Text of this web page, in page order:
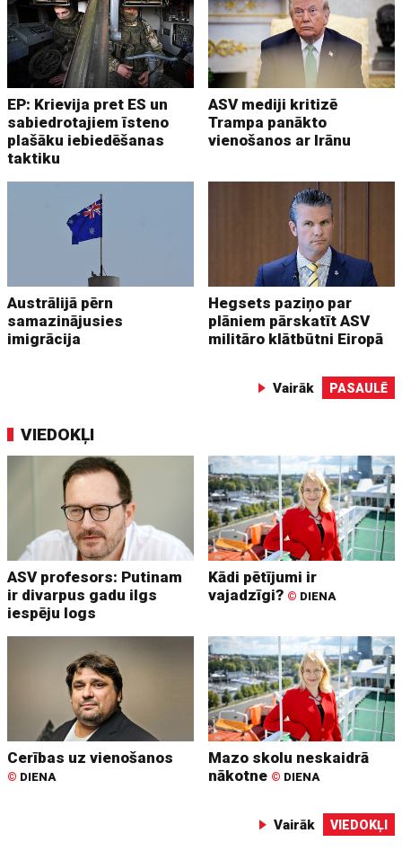
EP: Krievija pret ES un
sabiedrotajiem īsteno
plašāku iebiedēšanas
taktiku
ASV mediji kritizē
Trampa panākto
vienošanos ar Irānu
Austrālijā pērn
samazinājusies
imigrācija
Hegsets paziņo par
plāniem pārskatīt ASV
militāro klātbūtni Eiropā
Vairāk PASAULĒ
VIEDOKĻI
ASV profesors: Putinam
ir divarpus gadu ilgs
iespēju logs
Kādi pētījumi ir
vajadzīgi? © DIENA
Cerības uz vienošanos
© DIENA
Mazo skolu neskaidrā
nākotne © DIENA
Vairāk VIEDOKĻI